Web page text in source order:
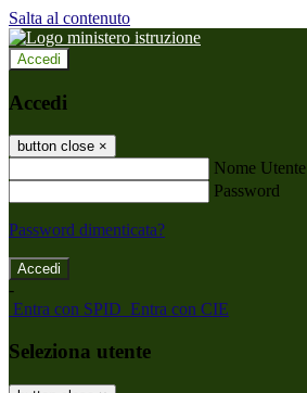
Salta al contenuto
Accedi
Accedi
button close ×
Nome Utente
Password
Password dimenticata?
-
Entra con SPID Entra con CIE
Seleziona utente